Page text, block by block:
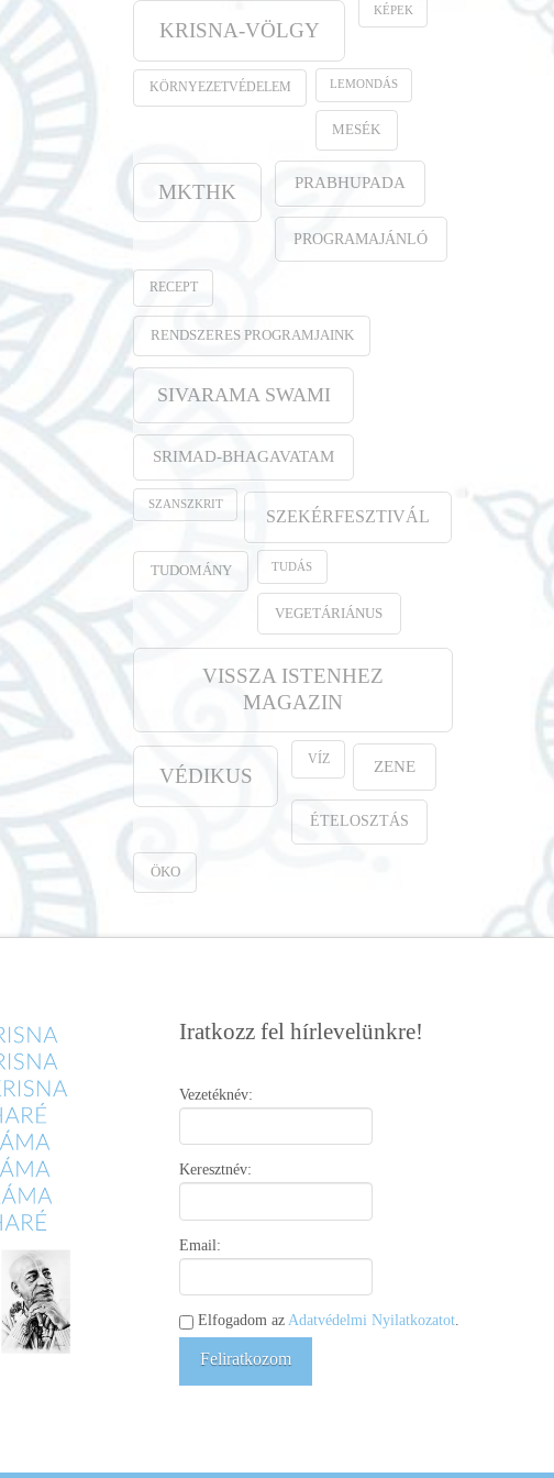
KRISNA-VÖLGY
KÉPEK
KÖRNYEZETVÉDELEM LEMONDÁS
MESÉK
MKTHK PRABHUPADA
PROGRAMAJÁNLÓ
RECEPT
RENDSZERES PROGRAMJAINK
SIVARAMA SWAMI
SRIMAD-BHAGAVATAM
SZANSZKRIT
SZEKÉRFESZTIVÁL
TUDOMÁNY TUDÁS
VEGETÁRIÁNUS
VISSZA ISTENHEZ
MAGAZIN
VÉDIKUS
VÍZ ZENE
ÉTELOSZTÁS
ÖKO
Iratkozz fel hírlevelünkre!
Vezetéknév:
Keresztnév:
Email:
Elfogadom azAdatvédelmi Nyilatkozatot.
Feliratkozom